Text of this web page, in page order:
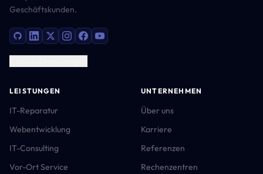
Geschäftskunden.
LEISTUNGEN
IT-Reparatur
Webentwicklung
IT-Consulting
Vor-Ort Service
UNTERNEHMEN
Über uns
Karriere
Referenzen
Rechenzentren